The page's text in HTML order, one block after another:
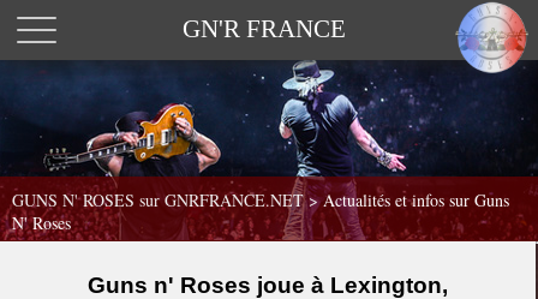
GN'R FRANCE
GUNS N' ROSES sur GNRFRANCE.NET>Actualités et infos sur Guns
N' Roses
Guns n' Roses joue à Lexington,